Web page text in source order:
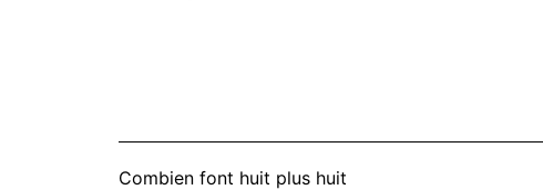
Combien font huit plus huit